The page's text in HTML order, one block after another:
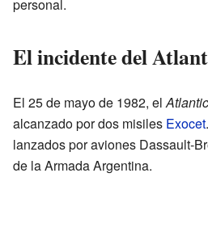
personal.
El incidente del
El 25 de mayo de 1982, el
alcanzado por dos misiles Exocet
lanzados por aviones Dassault-
de la Armada Argentina.